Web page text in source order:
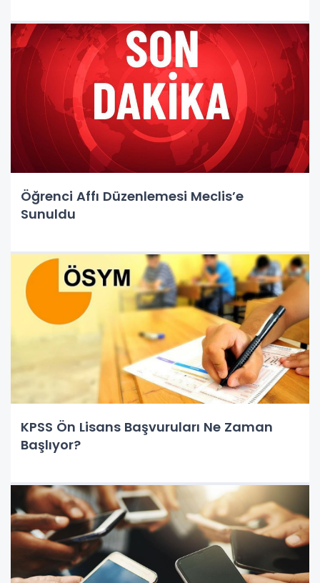
Öğrenci Affı Düzenlemesi Meclis’e
Sunuldu
KPSS Ön Lisans Başvuruları Ne Zaman
Başlıyor?